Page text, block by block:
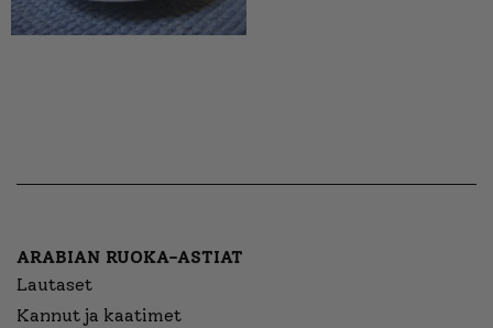
ARABIAN RUOKA-ASTIAT
Lautaset
Kannut ja kaatimet